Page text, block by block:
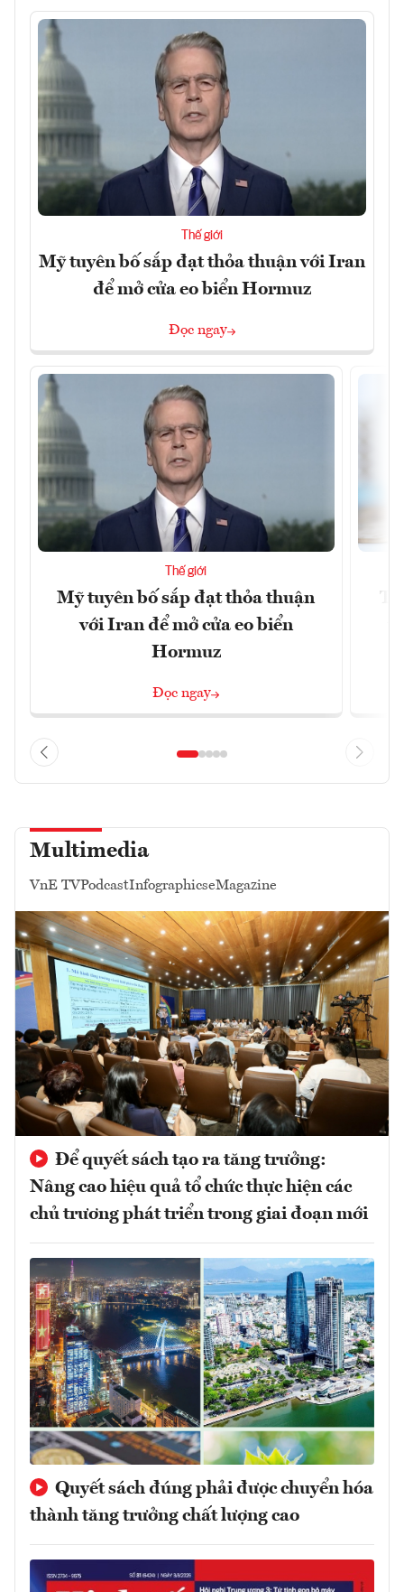
Thế giới
Mỹ tuyên bố sắp đạt thỏa thuận với Iran
để mở cửa eo biển Hormuz
Đọc ngay
Thế giới
Mỹ tuyên bố sắp đạt thỏa thuận
với Iran để mở cửa eo biển
Hormuz
Đọc ngay
Multimedia
VnE TVPodcastInfographicseMagazine
Để quyết sách tạo ra tăng trưởng:
Nâng cao hiệu quả tổ chức thực hiện các
chủ trương phát triển trong giai đoạn mới
Quyết sách đúng phải được chuyển hóa
thành tăng trưởng chất lượng cao